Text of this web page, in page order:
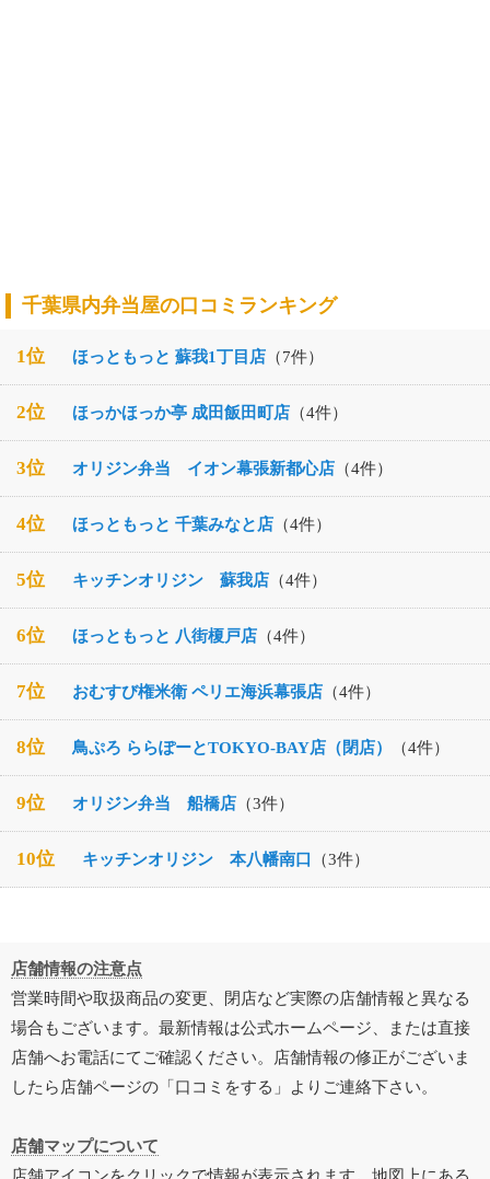
千葉県内弁当屋の口コミランキング
1位 ほっともっと 蘇我1丁目店 （7件）
2位 ほっかほっか亭 成田飯田町店 （4件）
3位 オリジン弁当 イオン幕張新都心店 （4件）
4位 ほっともっと 千葉みなと店 （4件）
5位 キッチンオリジン 蘇我店 （4件）
6位 ほっともっと 八街榎戸店 （4件）
7位 おむすび権米衛 ペリエ海浜幕張店 （4件）
8位 鳥ぷろ ららぽーとTOKYO-BAY店（閉店） （4件）
9位 オリジン弁当 船橋店 （3件）
10位 キッチンオリジン 本八幡南口 （3件）
店舗情報の注意点
営業時間や取扱商品の変更、閉店など実際の店舗情報と異なる
場合もございます。最新情報は公式ホームページ、または直接
店舗へお電話にてご確認ください。店舗情報の修正がございま
したら店舗ページの「口コミをする」よりご連絡下さい。
店舗マップについて
店舗アイコンをクリックで情報が表示されます。地図上にある